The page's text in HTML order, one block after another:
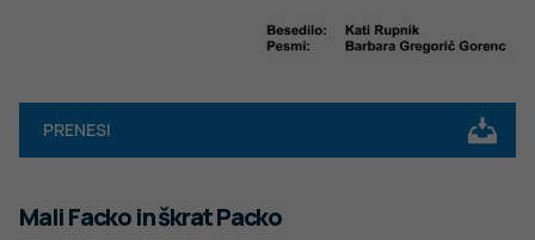
PRENESI
Mali Facko in škrat Packo